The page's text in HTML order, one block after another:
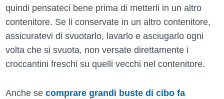
quindi pensateci bene prima di metterli in un altro
contenitore. Se li conservate in un altro contenitore,
assicuratevi di svuotarlo, lavarlo e asciugarlo ogni
volta che si svuota, non versate direttamente i
croccantini freschi su quelli vecchi nel contenitore.
Anche se comprare grandi buste di cibo fa